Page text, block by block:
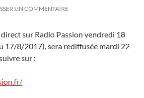
UN COMMENTAIRE
direct sur Radio Passion vendredi 18
17/8/2017), sera rediffusée mardi 22
sur :